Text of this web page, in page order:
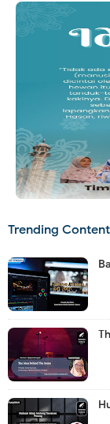
Trending Content